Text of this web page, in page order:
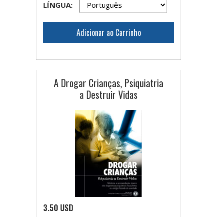
LÍNGUA:
Adicionar ao Carrinho
A Drogar Crianças, Psiquiatria
a Destruir Vidas
3.50 USD